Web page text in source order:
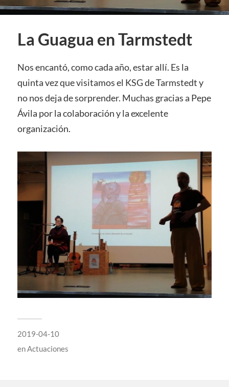
La Guagua en Tarmstedt
Nos encantó, como cada año, estar allí. Es la
quinta vez que visitamos el KSG de Tarmstedt y
no nos deja de sorprender. Muchas gracias a Pepe
Ávila por la colaboración y la excelente
organización.
2019-04-10
en Actuaciones